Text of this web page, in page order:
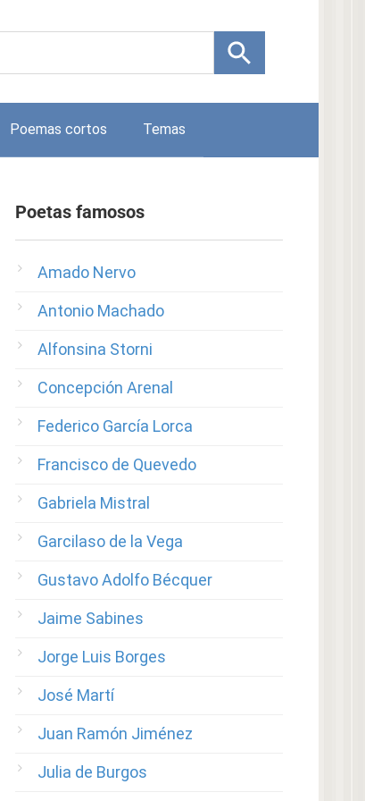
Poemas cortos Temas
Poetas famosos
Amado Nervo
Antonio Machado
Alfonsina Storni
Concepción Arenal
Federico García Lorca
Francisco de Quevedo
Gabriela Mistral
Garcilaso de la Vega
Gustavo Adolfo Bécquer
Jaime Sabines
Jorge Luis Borges
José Martí
Juan Ramón Jiménez
Julia de Burgos